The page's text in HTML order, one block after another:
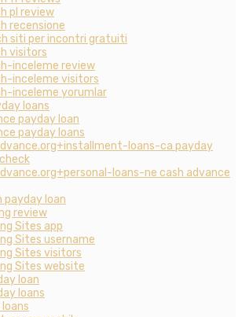
pl review
recensione
siti per incontri gratuiti
visitors
inceleme review
inceleme visitors
inceleme yorumlar
loans
payday loan
payday loans
loans-ca payday
loans-ne cash advance
payday loan
review
Sites app
Sites username
Sites visitors
Sites website
loan
loans